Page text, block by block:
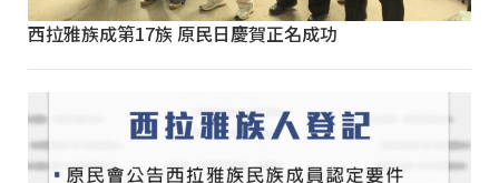
西拉雅族成第17族 原民日慶賀正名成功